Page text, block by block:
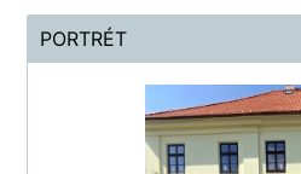
PORTRÉT